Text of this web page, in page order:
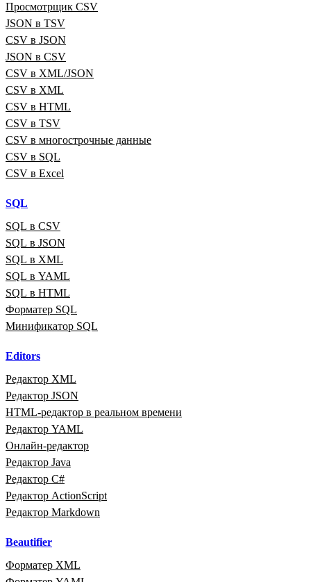
Просмотрщик CSV
JSON в TSV
CSV в JSON
JSON в CSV
CSV в XML/JSON
CSV в XML
CSV в HTML
CSV в TSV
CSV в многострочные данные
CSV в SQL
CSV в Excel
SQL
SQL в CSV
SQL в JSON
SQL в XML
SQL в YAML
SQL в HTML
Форматер SQL
Минификатор SQL
Editors
Редактор XML
Редактор JSON
HTML‑редактор в реальном времени
Редактор YAML
Онлайн‑редактор
Редактор Java
Редактор C#
Редактор ActionScript
Редактор Markdown
Beautifier
Форматер XML